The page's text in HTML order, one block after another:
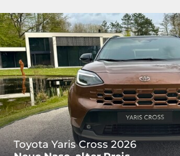
Toyota Yaris Cross 2026